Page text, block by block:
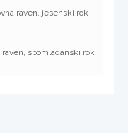
raven, jesenski rok
spomladanski rok